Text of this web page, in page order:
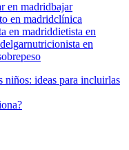
en madridbajar
en madridclínica
en madriddietista en
nutricionista en
niños: ideas para incluirlas